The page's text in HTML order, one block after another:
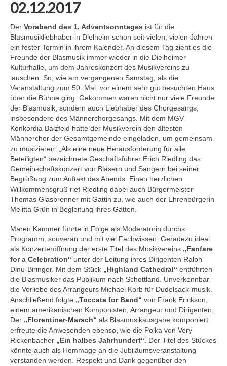
02.12.2017
Der Vorabend des 1. Adventsonntages ist für die
Blasmusikliebhaber in Dielheim schon seit vielen, vielen Jahren
ein fester Termin in ihrem Kalender. An diesem Tag zieht es die
Freunde der Blasmusik immer wieder in die Dielheimer
Kulturhalle, um dem Jahreskonzert des Musikvereins zu
lauschen. So, wie am vergangenen Samstag, als die
Veranstaltung zum 50. Mal vor einem sehr gut besuchten Haus
über die Bühne ging. Gekommen waren nicht nur viele Freunde
der Blasmusik, sondern auch Liebhaber des Chorgesangs,
insbesondere des Männerchorgesangs. Mit dem MGV
Konkordia Balzfeld hatte der Musikverein den ältesten
Männerchor der Gesamtgemeinde eingeladen, um gemeinsam
zu musizieren. „Als eine neue Herausforderung für alle
Beteiligten“ bezeichnete Geschäftsführer Erich Riedling das
Gemeinschaftskonzert von Bläsern und Sängern bei seiner
Begrüßung zum Auftakt des Abends. Einen herzlichen
Willkommensgruß rief Riedling dabei auch Bürgermeister
Thomas Glasbrenner mit Gattin zu, wie auch der Ehrenbürgerin
Melitta Grün in Begleitung ihres Gatten.
Maren Kammer führte in Folge als Moderatorin durchs
Programm, souverän und mit viel Fachwissen. Geradezu ideal
als Konzerteröffnung der erste Titel des Musikvereins „Fanfare
for a Celebration“ unter der Leitung ihres Dirigenten Ralph
Dinu-Biringer. Mit dem Stück „Highland Cathedral“ entführten
die Blasmusiker das Publikum nach Schottland. Unverkennbar
die Vorliebe des Arrangeurs Michael Korb für Dudelsack-musik.
Anschließend folgte „Toccata for Band“ von Frank Erickson,
einem amerikanischen Komponisten, Arrangeur und Dirigenten.
Der „Florentiner-Marsch“ als Blasmusikausgabe komponiert
erfreute die Anwesenden ebenso, wie die Polka von Very
Rickenbacher „Ein halbes Jahrhundert“. Der Titel des Stückes
könnte auch als Hommage an die Jubiläumsveranstaltung
verstanden werden. Respekt und Dank gegenüber den